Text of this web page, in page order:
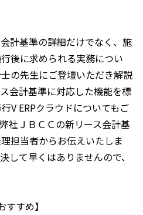
計基準の詳細だけでなく、施
後に求められる実務につい
の先生にご登壇いただき解説
会計基準に対応した機能を標
V ERPクラウドについてもご
社ＪＢＣＣの新リース会計基
担当者からお伝えいたしま
して早くはありませんので、
すすめ】